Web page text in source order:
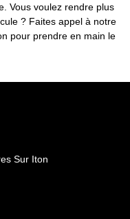
Vous voulez rendre plus
? Faites appel à notre
pour prendre en main le
Sur Iton